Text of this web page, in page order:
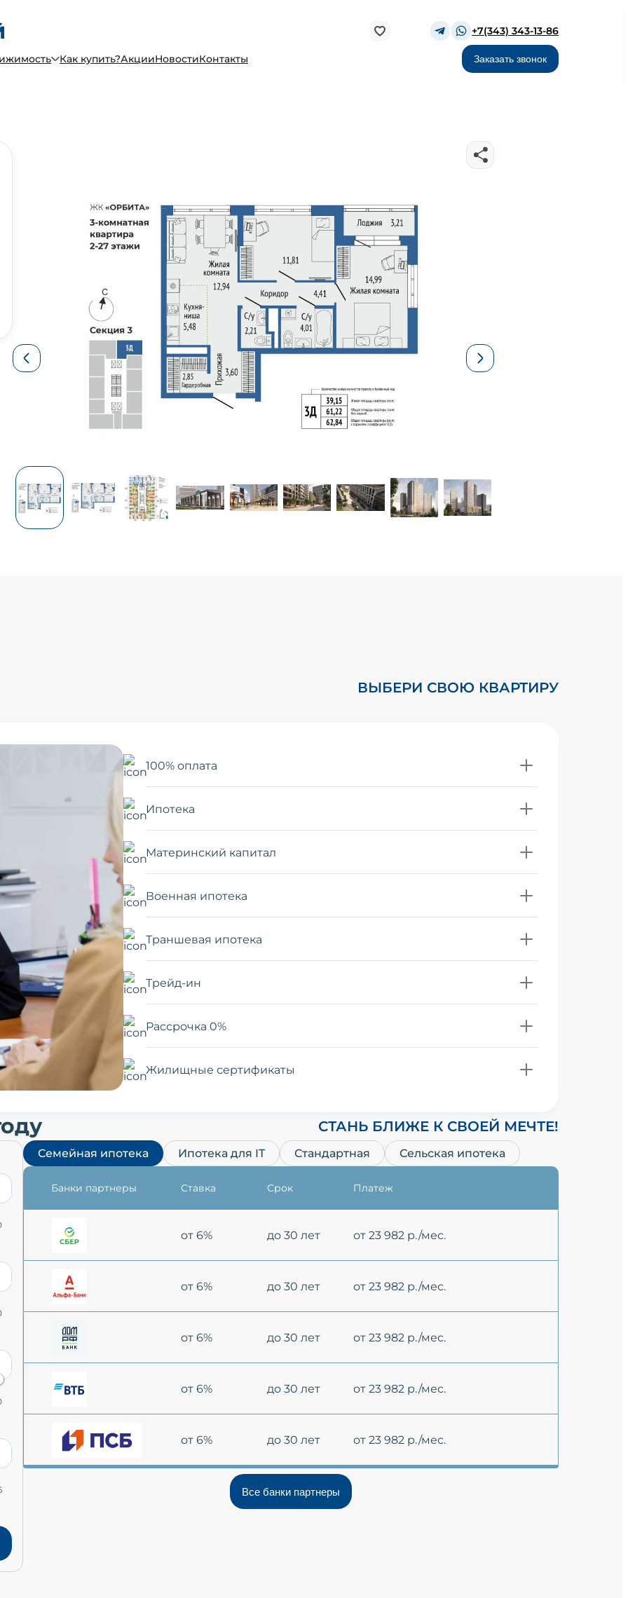
+7(343) 343-13-86
Как купить?АкцииНовостиКонтакты Заказать звонок
ВЫБЕРИ СВОЮ КВАРТИРУ
100% оплата
Ипотека
Материнский капитал
Военная ипотека
Траншевая ипотека
Трейд-ин
Рассрочка 0%
Жилищные сертификаты
СТАНЬ БЛИЖЕ К СВОЕЙ МЕЧТЕ!
Семейная ипотека Ипотека для IT Стандартная Сельская ипотека
Банки партнеры Ставка Срок Платеж
от 6% до 30 лет от 23 982 р./мес.
от 6% до 30 лет от 23 982 р./мес.
от 6% до 30 лет от 23 982 р./мес.
от 6% до 30 лет от 23 982 р./мес.
от 6% до 30 лет от 23 982 р./мес.
Все банки партнеры